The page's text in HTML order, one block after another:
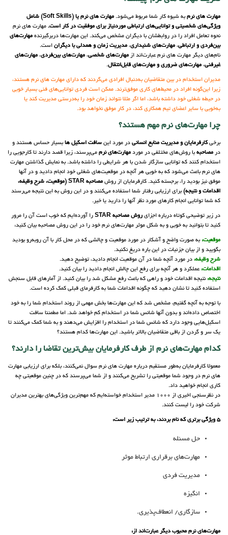
مهارت ‌های نرم به شیوه کار شما مربوط می‌شود.
مهارت ‌های نرم یا (Soft Skills) شامل
ویژگی‌های شخصیتی و توانایی‌های ارتباطی موردنیاز برای موفقیت در کار است. مهارت ‌های نرم
نحوه تعامل افراد را در روابطشان با دیگران مشخص می‌کند. این مهارت‌ها دربرگیرنده مهارت‌های
بین‌فردی و ارتباطی، مهارت‌های شنیداری، مدیریت زمان و همدلی با دیگران است.
نام‌های دیگر مهارت های نرم عبارت‌اند از مهارت‌های شخصی، مهارت‌های بین‌فردی، مهارت‌های
غیرفنی، مهارت‌های ضروری و مهارت‌های قابل‌انتقال.
مدیران استخدام در بین متقاضیان به‌دنبال افرادی می‌گردند که دارای مهارت‌ های نرم هستند،
زیرا این‌گونه افراد در محیط‌های کاری موفق‌ترند. ممکن است فردی توانایی‌های فنی بسیار خوبی
در حیطه شغلی خود داشته باشد، اما اگر مثلا نتواند زمان خود را به‌درستی مدیریت کند یا
به‌خوبی با سایر اعضای تیم همکاری کند، در کار موفق نخواهد بود.
چرا مهارت‌های نرم مهم هستند؟
برخیکارفرمایان و مدیریت منابع انسانی در مورد این سافت اسکیل ها بسیار حساس هستند و
در مصاحبه با روش‌های مختلفی در مورد مهارت‌های نرم می‌پرسند، زیرا قصد دارند تا کارجویی را
استخدام کنند که توانایی سازگار شدن با هر شرایطی را داشته باشد. به نمایش گذاشتن مهارت
های نرم باعث می‌شود که به خوبی هر آنچه در موقعیت‌های شغلی خود انجام دادید و در آنها
موفق نیز بودید را، برجسته کنید. کارفرمایان از روش مصاحبه STAR
(موقعیت، شرح وظیفه،
اقدامات و نتیجه) برای ارزیابی رفتار شما استفاده می‌کنند و در این روش به این نتیجه می‌رسند
که شما توانایی انجام کارهای مورد نظر آنها را دارید یا خیر.
در زیر توضیحی کوتاه درباره اجزای روش مصاحبه STAR
را آورده‌ایم که خوب است آن را مرور
کنید تا بتوانید به خوبی و به شکل موثر مهارت‌های نرم خود را در این روش مصاحبه بیان کنید:
موقعیت: به صورت واضح و آشکار در مورد موقعیت‌ و چالشی که در محل کار با آن روبه‌رو بودید
بگویید و از بیان جزئیات در این باره دریغ نکنید.
شرح وظیفه: در مورد آنچه شما در آن موقعیت انجام دادید، توضیح دهید.
اقدامات: عملکرد و هر آنچه برای رفع این چالش انجام دادید را بیان کنید.
نتیجه: نتیجه اقدامات خود و راهی که باعث رفع مشکل شد را بیان کنید. از آمارهای قابل سنجش
استفاده کنید تا نشان دهید که چگونه اقدامات شما به کارفرمای قبلی کمک کرده است.
با توجه به آنچه گفتیم، مشخص شد که این مهارت‌ها بخش مهمی از روند استخدام شما را به خود
اختصاص داده‌اند و بدون آنها شانس شما در استخدام کم خواهد شد. اما مطمئنا سافت
اسکیل‌هایی وجود دارد که شانس شما در استخدام را افزایش می‌دهند و به شما کمک می‌کنند تا
یک سر و گردن از باقی متقاضیان بالاتر باشید. این مهارت‌ها کدام هستند؟
کدام مهارت‌های نرم از طرف کارفرمایان بیش‌ترین تقاضا را دارند؟
معمولا کارفرمایان به‌طور مستقیم درباره مهارت ‌های نرم سوال نمی‌کنند، بلکه برای ارزیابی مهارت‌
های نرم در وجود شما موقعیتی را تشریح می‌کنند و از شما می‌پرسند که در چنین موقعیتی چه
کاری انجام خواهید داد.
در نظرسنجی اخیری از 1000 مدیر استخدام خواسته‌ایم که مهم‌ترین ویژگی‌های بهترین مدیران
شرکت خود را لیست کنند.
5 ویژگی برتری که نام بردند، به ترتیب زیر است:
حل مسئله
مهارت‌های برقراری ارتباط موثر
مدیریت فردی
انگیزه
سازگاری/ انعطاف‌پذیری.
مهارت‌های نرم محبوب دیگر عبارت‌اند از: